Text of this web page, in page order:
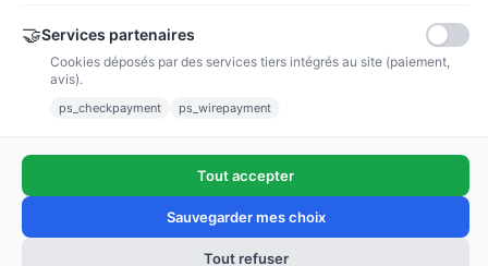
Ajouter au panier
Newsletter
🤝Services partenaires
Cookies déposés par des services tiers intégrés au site (paiement,
avis).
ps_checkpayment ps_wirepayment
Tout accepter
Sauvegarder mes choix
Tout refuser